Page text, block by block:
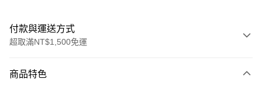
付款與運送方式
超取滿NT$1,500免運
信用卡一次付款
商品特色